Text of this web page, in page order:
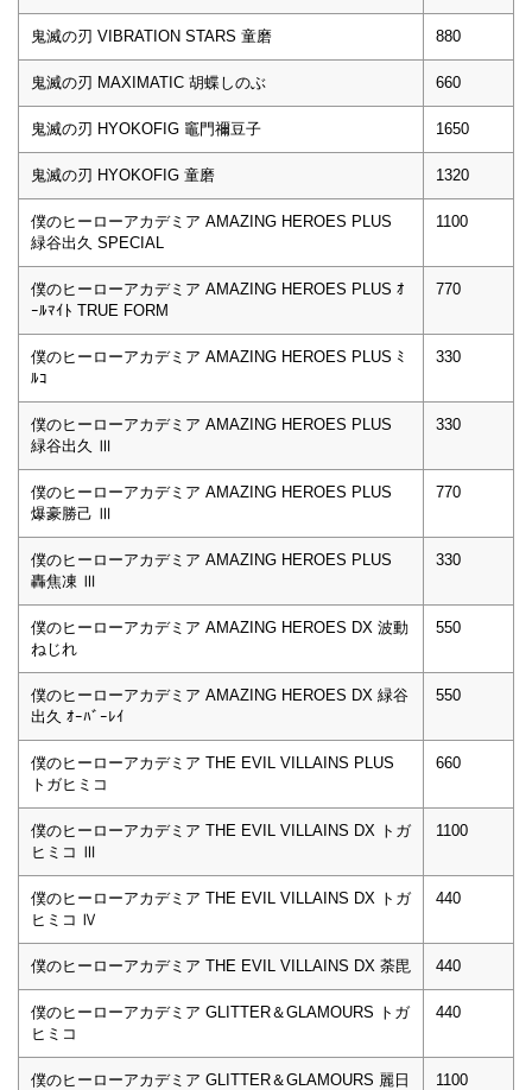
鬼滅の刃 VIBRATION STARS 童磨 880
鬼滅の刃 MAXIMATIC 胡蝶しのぶ 660
鬼滅の刃 HYOKOFIG 竈門禰豆子 1650
鬼滅の刃 HYOKOFIG 童磨 1320
僕のヒーローアカデミア AMAZING HEROES PLUS
緑谷出久 SPECIAL
1100
僕のヒーローアカデミア AMAZING HEROES PLUS ｵ
ｰﾙﾏｲﾄ TRUE FORM
770
僕のヒーローアカデミア AMAZING HEROES PLUS ﾐ
ﾙｺ
330
僕のヒーローアカデミア AMAZING HEROES PLUS
緑谷出久 Ⅲ
330
僕のヒーローアカデミア AMAZING HEROES PLUS
爆豪勝己 Ⅲ
770
僕のヒーローアカデミア AMAZING HEROES PLUS
轟焦凍 Ⅲ
330
僕のヒーローアカデミア AMAZING HEROES DX 波動
ねじれ
550
僕のヒーローアカデミア AMAZING HEROES DX 緑谷
出久 ｵｰﾊﾞｰﾚｲ
550
僕のヒーローアカデミア THE EVIL VILLAINS PLUS
トガヒミコ
660
僕のヒーローアカデミア THE EVIL VILLAINS DX トガ
ヒミコ Ⅲ
1100
僕のヒーローアカデミア THE EVIL VILLAINS DX トガ
ヒミコ Ⅳ
440
僕のヒーローアカデミア THE EVIL VILLAINS DX 荼毘 440
僕のヒーローアカデミア GLITTER＆GLAMOURS トガ
ヒミコ
440
僕のヒーローアカデミア GLITTER＆GLAMOURS 麗日
1100